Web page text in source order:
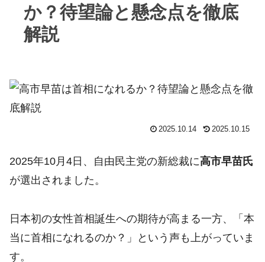
か？待望論と懸念点を徹底
解説
2025.10.14 2025.10.15
2025年10月4日、自由民主党の新総裁に高市早苗氏
が選出されました。
日本初の女性首相誕生への期待が高まる一方、「本
当に首相になれるのか？」という声も上がっていま
す。